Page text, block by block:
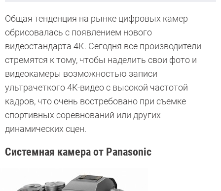
Общая тенденция на рынке цифровых камер
обрисовалась с появлением нового
видеостандарта 4К. Сегодня все производители
стремятся к тому, чтобы наделить свои фото и
видеокамеры возможностью записи
ультрачеткого 4К-видео с высокой частотой
кадров, что очень востребовано при съемке
спортивных соревнований или других
динамических сцен.
Системная камера от Panasonic